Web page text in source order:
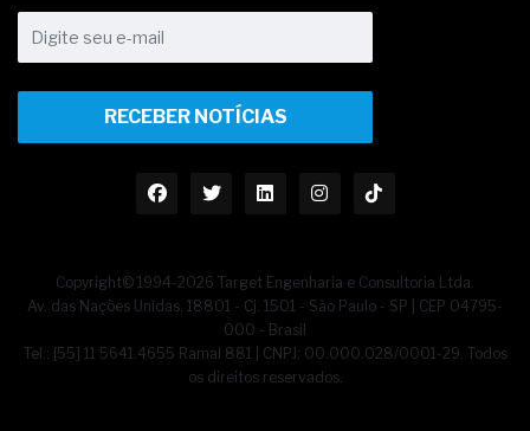
RECEBER NOTÍCIAS
Copyright© 1994-2026 Target Engenharia e Consultoria Ltda.
Av. das Nações Unidas, 18801 - Cj. 1501 - São Paulo - SP | CEP 04795-
000 - Brasil
Tel.: [55] 11 5641.4655 Ramal 881 | CNPJ: 00.000.028/0001-29. Todos
os direitos reservados.